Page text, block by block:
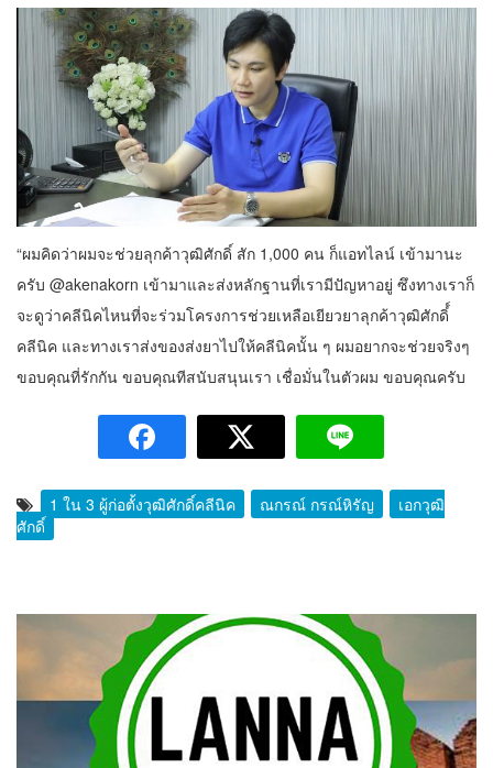
“ผมคิดว่าผมจะช่วยลุกค้าวุฒิศักดิ์ สัก 1,000 คน ก็แอทไลน์ เข้ามานะ
ครับ @akenakorn เข้ามาและส่งหลักฐานที่เรามีปัญหาอยู่ ซึงทางเราก็
จะดูว่าคลีนิคไหนที่จะร่วมโครงการช่วยเหลือเยียวยาลุกค้าวุฒิศักดิ์์
คลีนิค และทางเราส่งของส่งยาไปให้คลีนิคนั้น ๆ ผมอยากจะช่วยจริงๆ
ขอบคุณที่รักกัน ขอบคุณทีสนับสนุนเรา เชื่อมั่นในตัวผม ขอบคุณครับ
1 ใน 3 ผู้ก่อตั้งวุฒิศักดิ์คลีนิค ณกรณ์ กรณ์หิรัญ
เอกวุฒิ
ศักดิ์